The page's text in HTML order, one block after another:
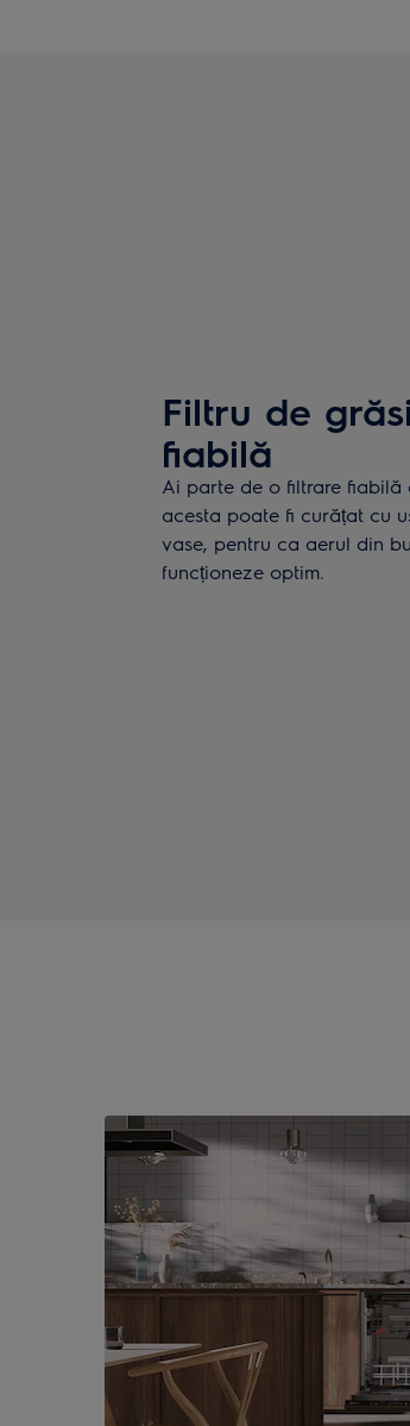
Filtru de
fiabilă
Ai parte de o filtrare fiabilă
acesta poate fi curățat cu
vase, pentru ca aerul din
funcționeze optim.